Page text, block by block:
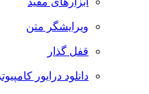
ویرایشگر متن
قفل گذار
دانلود درایور